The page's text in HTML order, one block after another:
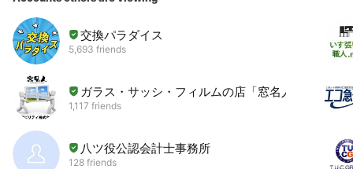
交換パラダイス
5,693 friends
ガラス・サッシ・フィルムの店「窓名人」
1,117 friends
八ツ役公認会計士事務所
128 friends